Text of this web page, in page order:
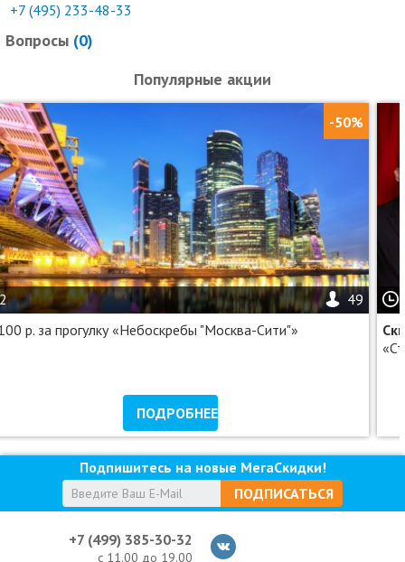
+7 (495) 233-48-33
Вопросы (0)
Популярные акции
-50%
2
49
р. за прогулку «Небоскребы "Москва-Сити"»
ПОДРОБНЕЕ
Подпишитесь на новые МегаСкидки!
ПОДПИСАТЬСЯ
+7 (499) 385-30-32
с 11.00 до 19.00